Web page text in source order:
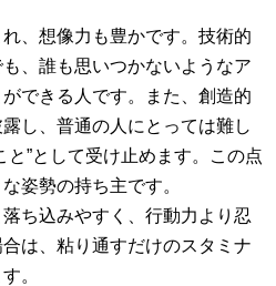
、想像力も豊かです。技術的
、誰も思いつかないようなア
できる人です。また、創造的
し、普通の人にとっては難し
と”として受け止めます。この点
姿勢の持ち主です。
ち込みやすく、行動力より忍
は、粘り通すだけのスタミナ
。